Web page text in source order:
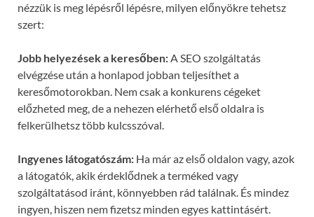
nézzük is meg lépésről lépésre, milyen előnyökre tehetsz
szert:
Jobb helyezések a keresőben:A SEO szolgáltatás
elvégzése után a honlapod jobban teljesíthet a
keresőmotorokban. Nem csak a konkurens cégeket
előzheted meg, de a nehezen elérhető első oldalra is
felkerülhetsz több kulcsszóval.
Ingyenes látogatószám: Ha már az első oldalon vagy, azok
a látogatók, akik érdeklődnek a terméked vagy
szolgáltatásod iránt, könnyebben rád találnak. És mindez
ingyen, hiszen nem fizetsz minden egyes kattintásért.